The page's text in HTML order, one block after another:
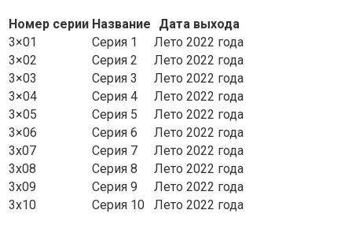
Номер серии Название
Дата выхода
3×01
Серия 1
Лето 2022 года
3×02
Серия 2
Лето 2022 года
3×03
Серия 3
Лето 2022 года
3×04
Серия 4
Лето 2022 года
3×05
Серия 5
Лето 2022 года
3×06
Серия 6
Лето 2022 года
3х07
Серия 7
Лето 2022 года
3х08
Серия 8
Лето 2022 года
3х09
Серия 9
Лето 2022 года
3х10
Серия 10 Лето 2022 года